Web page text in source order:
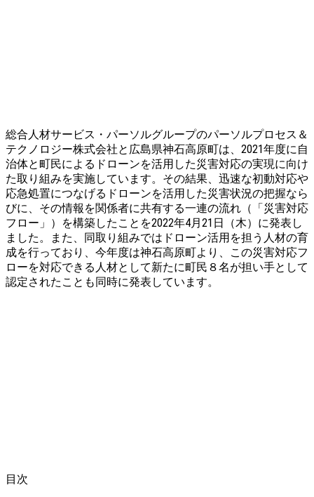
総合人材サービス・パーソルグループのパーソルプロセス＆
テクノロジー株式会社と広島県神石高原町は、2021年度に自
治体と町民によるドローンを活用した災害対応の実現に向け
た取り組みを実施しています。その結果、迅速な初動対応や
応急処置につなげるドローンを活用した災害状況の把握なら
びに、その情報を関係者に共有する一連の流れ（「災害対応
フロー」）を構築したことを2022年4月21日（木）に発表し
ました。また、同取り組みではドローン活用を担う人材の育
成を行っており、今年度は神石高原町より、この災害対応フ
ローを対応できる人材として新たに町民８名が担い手として
認定されたことも同時に発表しています。
目次